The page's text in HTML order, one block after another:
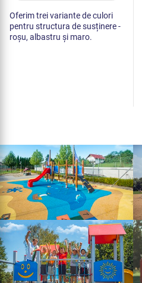
Oferim trei variante de culori
pentru structura de susținere -
roșu, albastru și maro.